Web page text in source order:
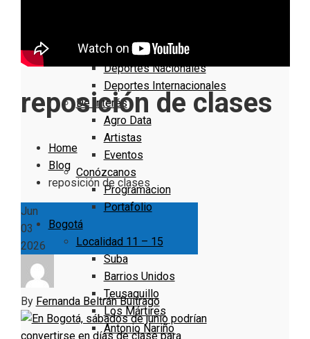
Deportes Locales
Deportes Nacionales
Deportes Internacionales
De Interés
Agro Data
Artistas
Eventos
Conózcanos
Programacion
Portafolio
Bogotá
Localidad 11 – 15
Suba
Barrios Unidos
Teusaquillo
Los Mártires
Antonio Nariño
reposición de clases
Home
Blog
reposición de clases
Jun
03
2026
By Fernanda Beltrán Buitrago